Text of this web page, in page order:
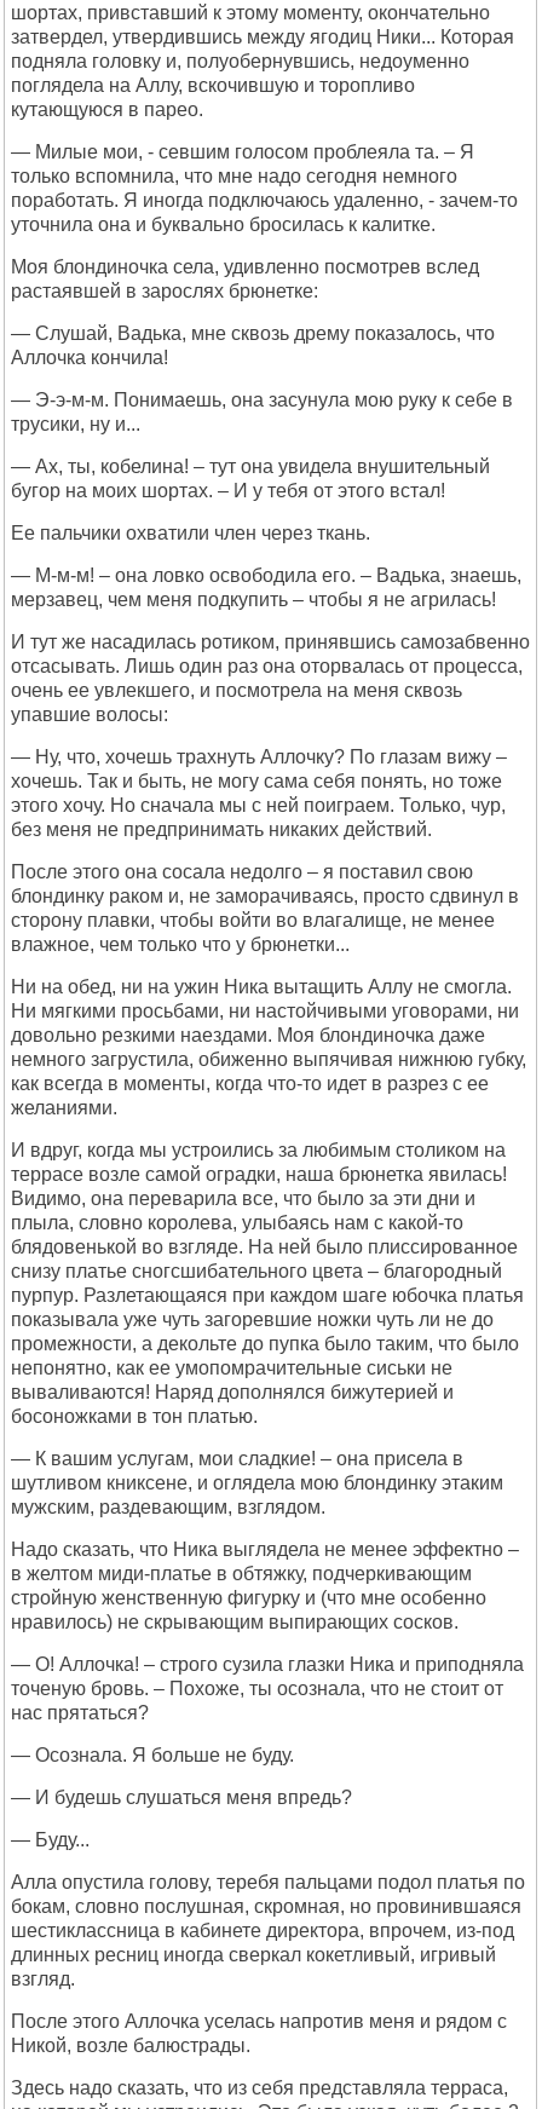
шортах, привставший к этому моменту, окончательно
затвердел, утвердившись между ягодиц Ники... Которая
подняла головку и, полуобернувшись, недоуменно
поглядела на Аллу, вскочившую и торопливо
кутающуюся в парео.
— Милые мои, - севшим голосом проблеяла та. – Я
только вспомнила, что мне надо сегодня немного
поработать. Я иногда подключаюсь удаленно, - зачем-то
уточнила она и буквально бросилась к калитке.
Моя блондиночка села, удивленно посмотрев вслед
растаявшей в зарослях брюнетке:
— Слушай, Вадька, мне сквозь дрему показалось, что
Аллочка кончила!
— Э-э-м-м. Понимаешь, она засунула мою руку к себе в
трусики, ну и...
— Ах, ты, кобелина! – тут она увидела внушительный
бугор на моих шортах. – И у тебя от этого встал!
Ее пальчики охватили член через ткань.
— М-м-м! – она ловко освободила его. – Вадька, знаешь,
мерзавец, чем меня подкупить – чтобы я не агрилась!
И тут же насадилась ротиком, принявшись самозабвенно
отсасывать. Лишь один раз она оторвалась от процесса,
очень ее увлекшего, и посмотрела на меня сквозь
упавшие волосы:
— Ну, что, хочешь трахнуть Аллочку? По глазам вижу –
хочешь. Так и быть, не могу сама себя понять, но тоже
этого хочу. Но сначала мы с ней поиграем. Только, чур,
без меня не предпринимать никаких действий.
После этого она сосала недолго – я поставил свою
блондинку раком и, не заморачиваясь, просто сдвинул в
сторону плавки, чтобы войти во влагалище, не менее
влажное, чем только что у брюнетки...
Ни на обед, ни на ужин Ника вытащить Аллу не смогла.
Ни мягкими просьбами, ни настойчивыми уговорами, ни
довольно резкими наездами. Моя блондиночка даже
немного загрустила, обиженно выпячивая нижнюю губку,
как всегда в моменты, когда что-то идет в разрез с ее
желаниями.
И вдруг, когда мы устроились за любимым столиком на
террасе возле самой оградки, наша брюнетка явилась!
Видимо, она переварила все, что было за эти дни и
плыла, словно королева, улыбаясь нам с какой-то
блядовенькой во взгляде. На ней было плиссированное
снизу платье сногсшибательного цвета – благородный
пурпур. Разлетающаяся при каждом шаге юбочка платья
показывала уже чуть загоревшие ножки чуть ли не до
промежности, а декольте до пупка было таким, что было
непонятно, как ее умопомрачительные сиськи не
вываливаются! Наряд дополнялся бижутерией и
босоножками в тон платью.
— К вашим услугам, мои сладкие! – она присела в
шутливом книксене, и оглядела мою блондинку этаким
мужским, раздевающим, взглядом.
Надо сказать, что Ника выглядела не менее эффектно –
в желтом миди-платье в обтяжку, подчеркивающим
стройную женственную фигурку и (что мне особенно
нравилось) не скрывающим выпирающих сосков.
— О! Аллочка! – строго сузила глазки Ника и приподняла
точеную бровь. – Похоже, ты осознала, что не стоит от
нас прятаться?
— Осознала. Я больше не буду.
— И будешь слушаться меня впредь?
— Буду...
Алла опустила голову, теребя пальцами подол платья по
бокам, словно послушная, скромная, но провинившаяся
шестиклассница в кабинете директора, впрочем, из-под
длинных ресниц иногда сверкал кокетливый, игривый
взгляд.
После этого Аллочка уселась напротив меня и рядом с
Никой, возле балюстрады.
Здесь надо сказать, что из себя представляла терраса,